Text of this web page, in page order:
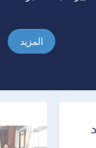
المزيد